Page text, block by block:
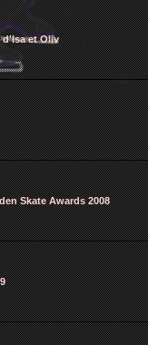
d'Isa et Oliv
Skate Awards 2008